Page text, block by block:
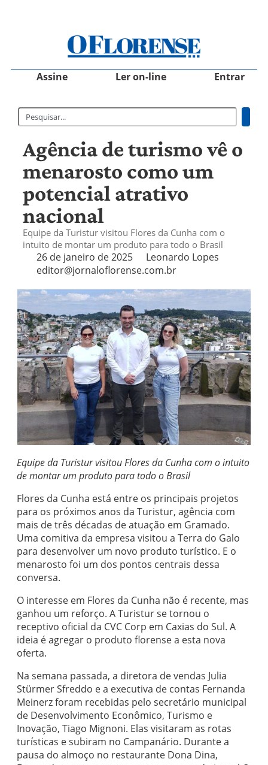
Assine Ler on-line Entrar
Agência de turismo vê o
menarosto como um
potencial atrativo
nacional
Equipe da Turistur visitou Flores da Cunha com o
intuito de montar um produto para todo o Brasil
26 de janeiro de 2025
Leonardo Lopes
editor@jornaloflorense.com.br
Equipe da Turistur visitou Flores da Cunha com o intuito
de montar um produto para todo o Brasil
Flores da Cunha está entre os principais projetos
para os próximos anos da Turistur, agência com
mais de três décadas de atuação em Gramado.
Uma comitiva da empresa visitou a Terra do Galo
para desenvolver um novo produto turístico. E o
menarosto foi um dos pontos centrais dessa
conversa.
O interesse em Flores da Cunha não é recente, mas
ganhou um reforço. A Turistur se tornou o
receptivo oficial da CVC Corp em Caxias do Sul. A
ideia é agregar o produto florense a esta nova
oferta.
Na semana passada, a diretora de vendas Julia
Stürmer Sfreddo e a executiva de contas Fernanda
Meinerz foram recebidas pelo secretário municipal
de Desenvolvimento Econômico, Turismo e
Inovação, Tiago Mignoni. Elas visitaram as rotas
turísticas e subiram no Campanário. Durante a
pausa do almoço no restaurante Dona Dina,